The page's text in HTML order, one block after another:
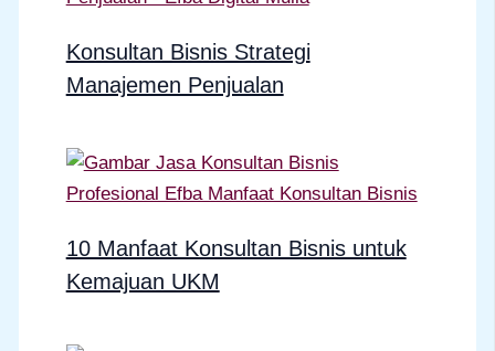
Konsultan Bisnis Strategi
Manajemen Penjualan
10 Manfaat Konsultan Bisnis untuk
Kemajuan UKM